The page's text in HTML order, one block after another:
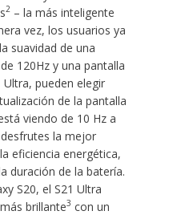
2– la más inteligente
vez, los usuarios ya
suavidad de una
120Hz y una pantalla
pueden elegir
de la pantalla
viendo de 10 Hz a
la mejor
eficiencia energética,
duración de la batería.
S20, el S21 Ultra
brillante3 con un